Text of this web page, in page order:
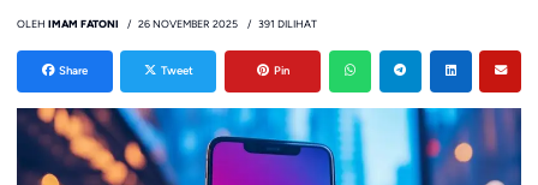
OLEH IMAM FATONI 26 NOVEMBER 2025 391 DILIHAT
Share Tweet Pin